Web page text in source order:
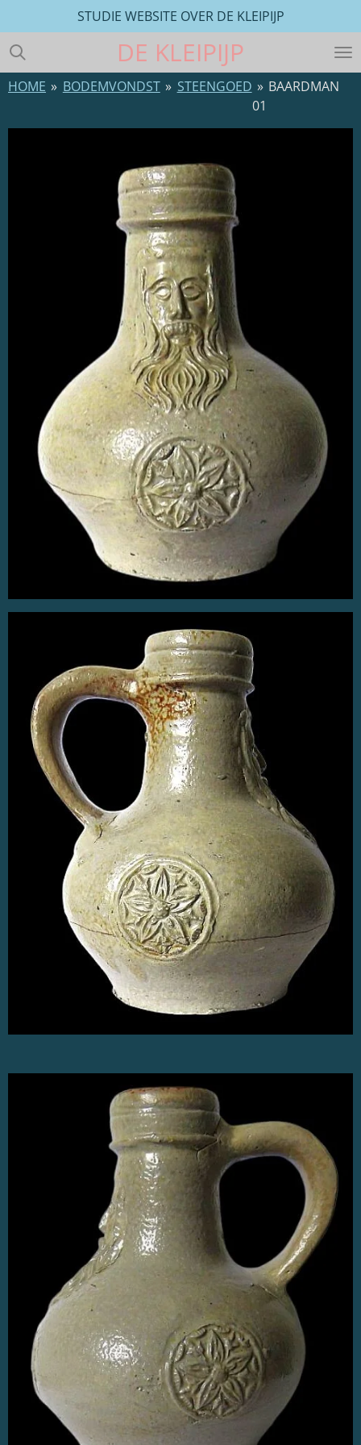
direct
naar
de
hoofdinhoud
DE KLEIPIJP
STUDIE WEBSITE OVER DE KLEIPIJP
HOME » BODEMVONDST » STEENGOED » BAARDMAN
01